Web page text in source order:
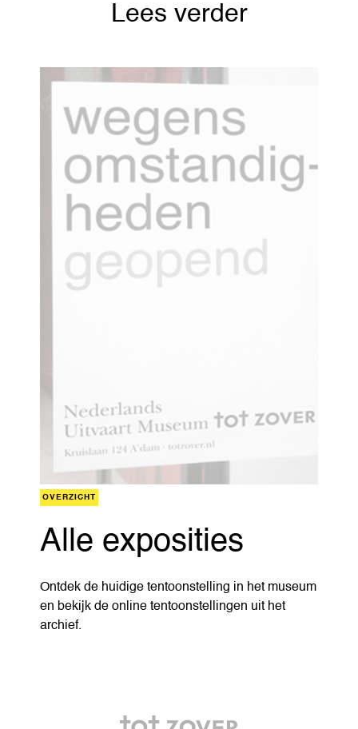
Lees verder
OVERZICHT
Alle exposities
Ontdek de huidige tentoonstelling in het museum
en bekijk de online tentoonstellingen uit het
archief.